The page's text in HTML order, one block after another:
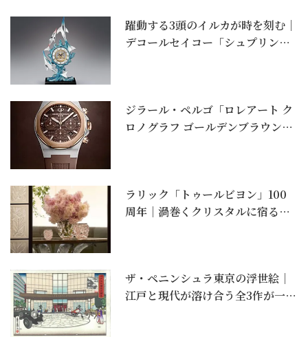
躍動する3頭のイルカが時を刻む｜
デコールセイコー「シュプリンゲ
ジラール・ペルゴ「ロレアート ク
ロノグラフ ゴールデンブラウン」
ラリック「トゥールビヨン」100
周年｜渦巻くクリスタルに宿る一
ザ・ペニンシュラ東京の浮世絵｜
江戸と現代が溶け合う全3作が一般